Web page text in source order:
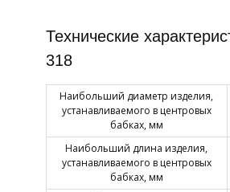
Технические
318
Наибольший диаметр изделия,
устанавливаемого в центровых
бабках, мм
Наибольший длина изделия,
устанавливаемого в центровых
бабках, мм